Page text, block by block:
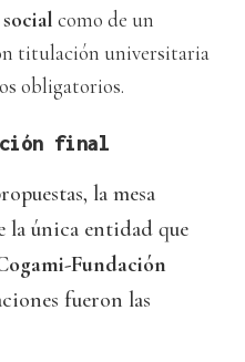
como de un
titulación universitaria
obligatorios.
final
la mesa
la única entidad que
Fundación
fueron las